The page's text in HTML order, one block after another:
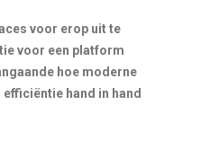
voor erop uit te
voor een platform
hoe moderne
hand in hand